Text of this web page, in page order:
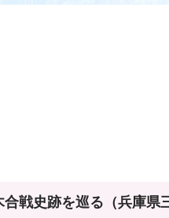
合戦史跡を巡る（兵庫県